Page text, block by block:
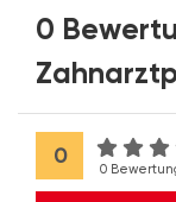
0
0
0